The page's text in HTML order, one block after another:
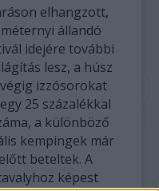
elhangzott,
állandó
idejére további
lesz, a húsz
izzósorokat
25 százalékkal
a különböző
kempingek már
beteltek. A
képest